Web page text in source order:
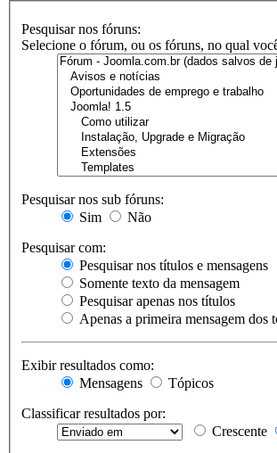
Pesquisar nos fóruns:
Selecione o fórum, ou os fóruns, no qual
Pesquisar nos sub fóruns:
Sim
Não
Pesquisar com:
Pesquisar nos títulos e mensagens
Somente texto da mensagem
Pesquisar apenas nos títulos
Apenas a primeira mensagem dos
Exibir resultados como:
Mensagens
Tópicos
Classificar resultados por:
Crescente